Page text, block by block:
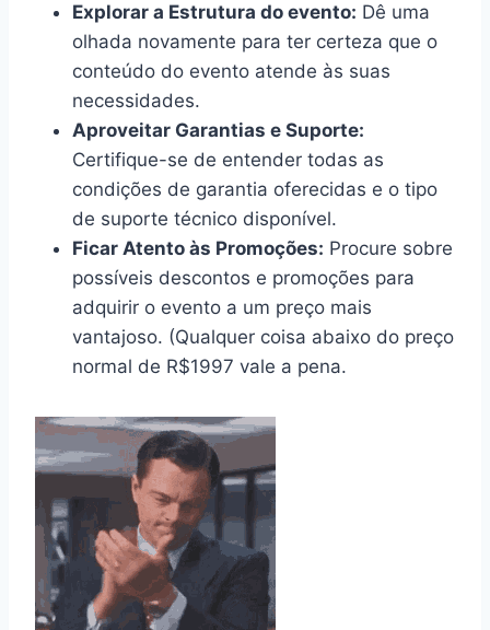
Explorar a Estrutura do evento: Dê uma
olhada novamente para ter certeza que o
conteúdo do evento atende às suas
necessidades.
Aproveitar Garantias e Suporte:
Certifique-se de entender todas as
condições de garantia oferecidas e o tipo
de suporte técnico disponível.
Ficar Atento às Promoções: Procure sobre
possíveis descontos e promoções para
adquirir o evento a um preço mais
vantajoso. (Qualquer coisa abaixo do preço
normal de R$1997 vale a pena.